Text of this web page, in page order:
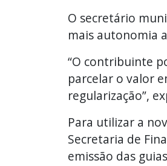
O secretário
mais autonomia
“O contribuinte
parcelar o valor
regularização”,
Para utilizar a
Secretaria de
emissão das